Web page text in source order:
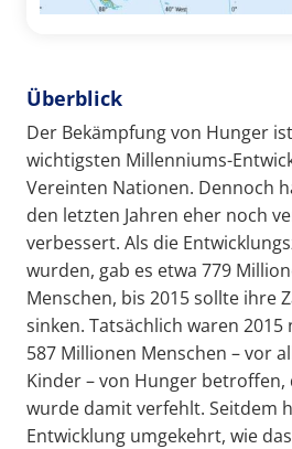
Überblick
Der Bekämpfung von Hunger
wichtigsten Millenniums-
Vereinten Nationen. Dennoch
den letzten Jahren eher noch
verbessert. Als die
wurden, gab es etwa 779
Menschen, bis 2015 sollte ihre
sinken. Tatsächlich waren 2015
587 Millionen Menschen – vor
Kinder – von Hunger betroffen,
wurde damit verfehlt. Seitdem
Entwicklung umgekehrt, wie